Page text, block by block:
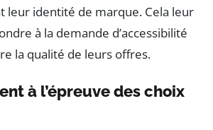
leur identité de marque. Cela leur
à la demande d’accessibilité
la qualité de leurs offres.
à l’épreuve des choix